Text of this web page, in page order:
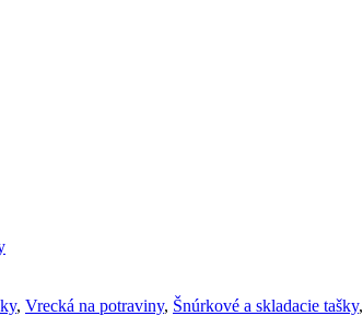
, Vrecká na potraviny, Šnúrkové a skladacie tašky,